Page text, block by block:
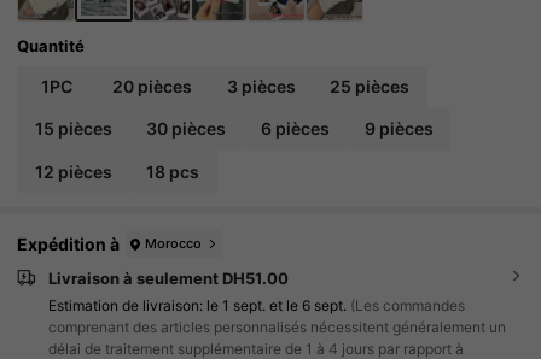
Quantité
1PC 20 pièces 3 pièces 25 pièces
15 pièces 30 pièces 6 pièces 9 pièces
12 pièces 18 pcs
Expédition à Morocco
Livraison à seulement DH51.00
Estimation de livraison: le 1 sept. et le 6 sept. (Les commandes
comprenant des articles personnalisés nécessitent généralement un
délai de traitement supplémentaire de 1 à 4 jours par rapport à